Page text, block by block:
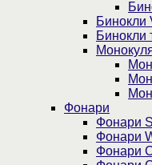
Бинокли
Бинокли
Фонари
Фонари
Фонари
Фонари